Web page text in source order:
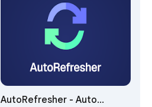
AutoRefresher - Auto